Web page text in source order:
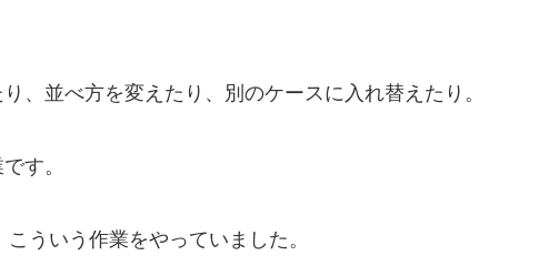
、並べ方を変えたり、別のケースに入れ替えたり。
す。
ういう作業をやっていました。